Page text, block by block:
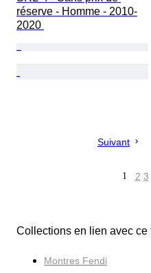
réserve - Homme - 2010-
2020
Suivant
1 2 3
Collections en lien avec ce
Montres Fendi